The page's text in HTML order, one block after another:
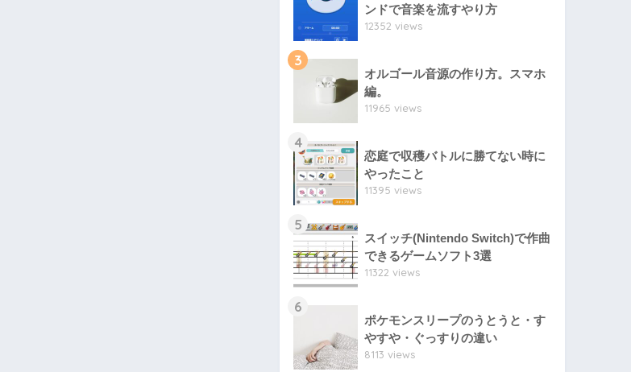
ンドで音楽を流すやり方
12352 views
3
オルゴール音源の作り方。スマホ
編。
11965 views
4
恋庭で収穫バトルに勝てない時に
やったこと
11395 views
5
スイッチ(Nintendo Switch)で作曲
できるゲームソフト3選
11322 views
6
ポケモンスリープのうとうと・す
やすや・ぐっすりの違い
8113 views